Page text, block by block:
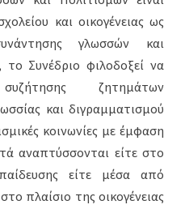
και οικογένειας ως
γλωσσών και
το Συνέδριο φιλοδοξεί να
ζητημάτων
και διγραμματισμού
κοινωνίες με έμφαση
αναπτύσσονται είτε στο
είτε μέσα από
πλαίσιο της οικογένειας